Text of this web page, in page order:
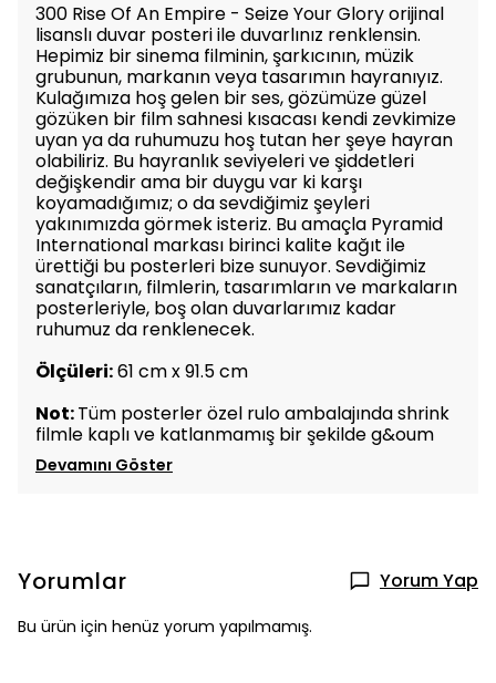
300 Rise Of An Empire - Seize Your Glory orijinal
lisanslı duvar posteri ile duvarlınız renklensin.
Hepimiz bir sinema filminin, şarkıcının, müzik
grubunun, markanın veya tasarımın hayranıyız.
Kulağımıza hoş gelen bir ses, gözümüze güzel
gözüken bir film sahnesi kısacası kendi zevkimize
uyan ya da ruhumuzu hoş tutan her şeye hayran
olabiliriz. Bu hayranlık seviyeleri ve şiddetleri
değişkendir ama bir duygu var ki karşı
koyamadığımız; o da sevdiğimiz şeyleri
yakınımızda görmek isteriz. Bu amaçla Pyramid
International markası birinci kalite kağıt ile
ürettiği bu posterleri bize sunuyor. Sevdiğimiz
sanatçıların, filmlerin, tasarımların ve markaların
posterleriyle, boş olan duvarlarımız kadar
ruhumuz da renklenecek.
Ölçüleri:61 cm x 91.5 cm
Not:Tüm posterler özel rulo ambalajında shrink
filmle kaplı ve katlanmamış bir şekilde g&oum
Devamını Göster
Yorumlar Yorum Yap
Bu ürün için henüz yorum yapılmamış.